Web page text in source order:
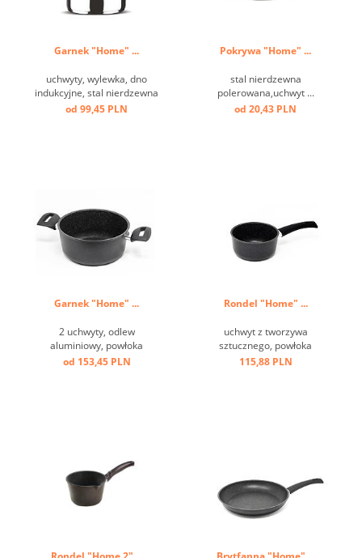
Garnek "Home" ...
uchwyty, wylewka, dno
indukcyjne, stal nierdzewna
polerowana ...
od 99,45 PLN
Pokrywa "Home" ...
stal nierdzewna
polerowana,uchwyt ...
od 20,43 PLN
Garnek "Home" ...
2 uchwyty, odlew
aluminiowy, powłoka
przeciw przywierająca, dno
od 153,45 PLN
Rondel "Home" ...
uchwyt z tworzywa
sztucznego, powłoka
przeciw przwierająca ...
115,88 PLN